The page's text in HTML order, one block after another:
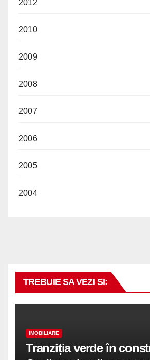
2012
2010
2009
2008
2007
2006
2005
2004
TREBUIE SA VEZI SI:
IMOBILIARE
Tranziția verde în